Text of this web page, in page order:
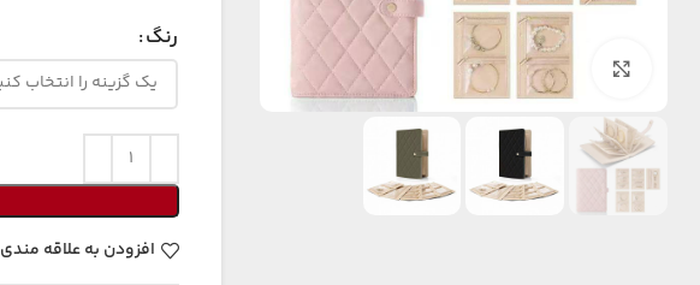
بزرگنمایی تصویر
رنگ
افزودن به علاقه مندی